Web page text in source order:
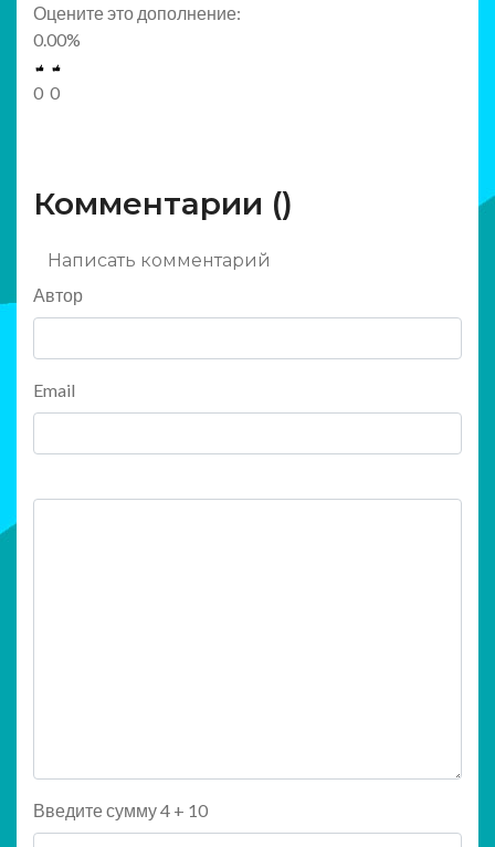
Оцените это дополнение:
0.00%
0 0
Комментарии ()
Написать комментарий
Автор
Email
Введите сумму 4 + 10